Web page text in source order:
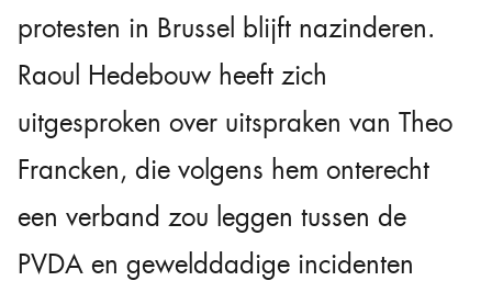
protesten in Brussel blijft nazinderen.
Raoul Hedebouw heeft zich
uitgesproken over uitspraken van Theo
Francken, die volgens hem onterecht
een verband zou leggen tussen de
PVDA en gewelddadige incidenten